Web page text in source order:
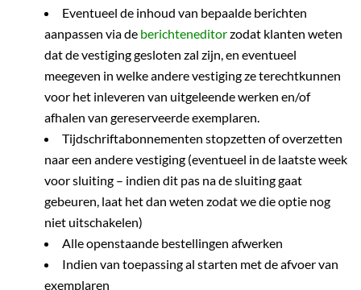
Eventueel de inhoud van bepaalde berichten
aanpassen via de berichteneditorzodat klanten weten
dat de vestiging gesloten zal zijn, en eventueel
meegeven in welke andere vestiging ze terechtkunnen
voor het inleveren van uitgeleende werken en/of
afhalen van gereserveerde exemplaren.
Tijdschriftabonnementen stopzetten of overzetten
naar een andere vestiging (eventueel in de laatste week
voor sluiting – indien dit pas na de sluiting gaat
gebeuren, laat het dan weten zodat we die optie nog
niet uitschakelen)
Alle openstaande bestellingen afwerken
Indien van toepassing al starten met de afvoer van
exemplaren